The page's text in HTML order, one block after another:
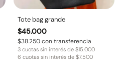
Tote bag grande
$45.000
$38.250con transferencia
3 cuotas sin interés de$15.000
6 cuotas sin interés de$7.500